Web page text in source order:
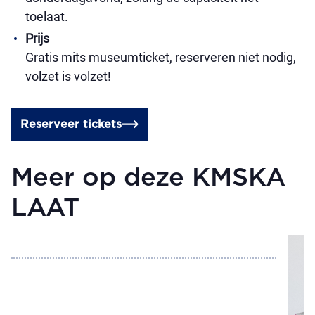
toelaat.
Prijs
Gratis mits museumticket, reserveren niet nodig,
volzet is volzet!
Reserveer tickets
Meer op deze KMSKA
LAAT